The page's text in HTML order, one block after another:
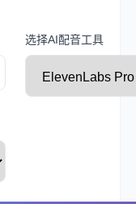
选择AI配音工具